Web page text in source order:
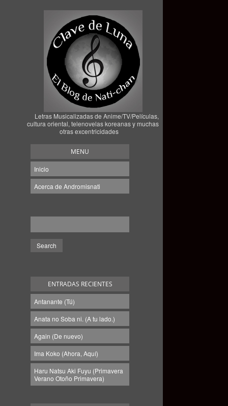
Letras Musicalizadas de Anime/TV/Películas,
cultura oriental, telenovelas koreanas y muchas
otras excentricidades
MENU
Inicio
Acerca de Andromisnati
ENTRADAS RECIENTES
Antanante (Tú)
Anata no Soba ni. (A tu lado.)
Again (De nuevo)
Ima Koko (Ahora, Aquí)
Haru Natsu Aki Fuyu (Primavera
Verano Otoño Primavera)